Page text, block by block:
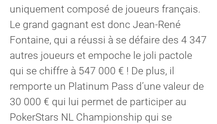
uniquement composé de joueurs français.
Le grand gagnant est donc Jean-René
Fontaine, qui a réussi à se défaire des 4 347
autres joueurs et empoche le joli pactole
qui se chiffre à 547 000 € ! De plus, il
remporte un Platinum Pass d’une valeur de
30 000 € qui lui permet de participer au
PokerStars NL Championship qui se